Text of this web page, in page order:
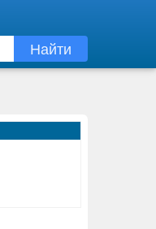
Найти